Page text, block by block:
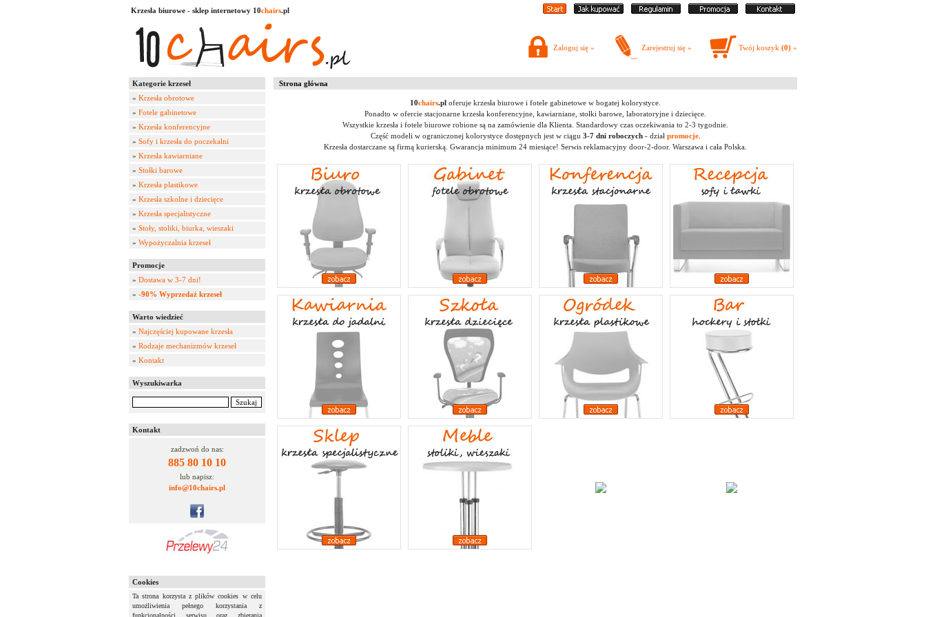
Krzesła biurowe - sklep internetowy 10chairs.pl
Zaloguj się » Zarejestruj się » Twój koszyk (0) »
Kategorie krzeseł
» Krzesła obrotowe
» Fotele gabinetowe
» Krzesła konferencyjne
» Sofy i krzesła do poczekalni
» Krzesła kawiarniane
» Stołki barowe
» Krzesła plastikowe
» Krzesła szkolne i dziecięce
» Krzesła specjalistyczne
» Stoły, stoliki, biurka, wieszaki
» Wypożyczalnia krzeseł
Promocje
» Dostawa w 3-7 dni!
» -90% Wyprzedaż krzeseł
Warto wiedzieć
» Najczęściej kupowane krzesła
» Rodzaje mechanizmów krzeseł
» Kontakt
Wyszukiwarka
Kontakt
zadzwoń do nas:
885 80 10 10
lub napisz:
info@10chairs.pl
Cookies
Ta strona korzysta z plików cookies w celu
umożliwienia pełnego korzystania z
funkcjonalności serwisu oraz zbierania
Strona główna
10chairs.pl oferuje krzesła biurowe i fotele gabinetowe w bogatej kolorystyce.
Ponadto w ofercie stacjonarne krzesła konferencyjne, kawiarniane, stołki barowe, laboratoryjne i dziecięce.
Wszystkie krzesła i fotele biurowe robione są na zamówienie dla Klienta. Standardowy czas oczekiwania to 2-3 tygodnie.
Część modeli w ograniczonej kolorystyce dostępnych jest w ciągu 3-7 dni roboczych- dział promocje.
Krzesła dostarczane są firmą kurierską. Gwarancja minimum 24 miesiące! Serwis reklamacyjny door-2-door. Warszawa i cała Polska.